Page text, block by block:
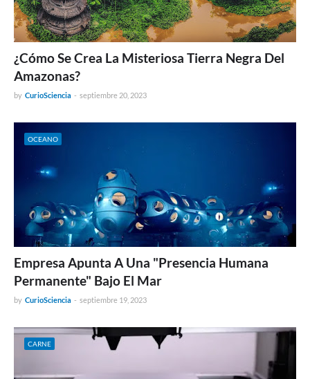
¿Cómo Se Crea La Misteriosa Tierra Negra Del
Amazonas?
by CurioSciencia - septiembre 20, 2023
OCEANO
Empresa Apunta A Una "Presencia Humana
Permanente" Bajo El Mar
by CurioSciencia - septiembre 19, 2023
CARNE